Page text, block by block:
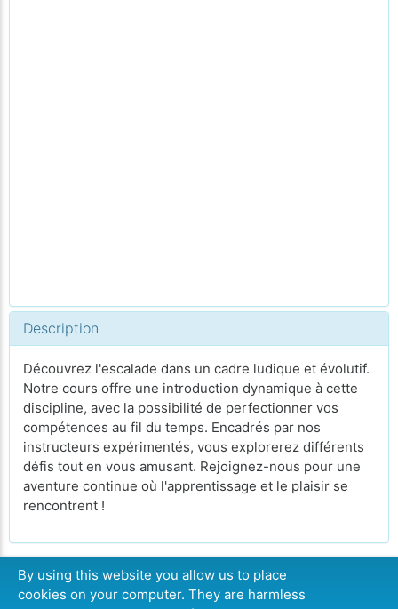
Description
Découvrez l'escalade dans un cadre ludique et évolutif.
Notre cours offre une introduction dynamique à cette
discipline, avec la possibilité de perfectionner vos
compétences au fil du temps. Encadrés par nos
instructeurs expérimentés, vous explorerez différents
défis tout en vous amusant. Rejoignez-nous pour une
aventure continue où l'apprentissage et le plaisir se
rencontrent !
CONTINUER
By using this website you allow us to place
cookies on your computer. They are harmless